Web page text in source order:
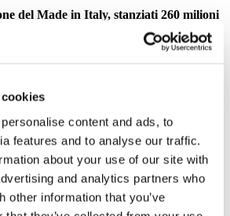
content and ads, to
features and to analyse our traffic.
about your use of our site with
and analytics partners who
other information that you’ve
del Made in Italy, stanziati 260 milioni
Made in Italy nel mondo e sostenere le
e Vice Presidenza ed eletto il nuovo
in Trentino